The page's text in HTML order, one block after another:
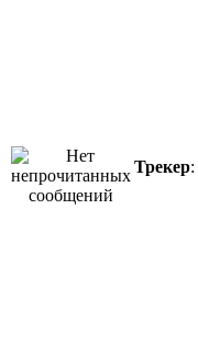
Трекер: